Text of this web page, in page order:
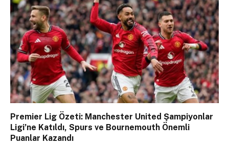
Premier Lig Özeti: Manchester United Şampiyonlar
Ligi’ne Katıldı, Spurs ve Bournemouth Önemli
Puanlar Kazandı